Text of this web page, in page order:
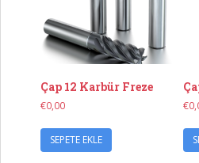
Çap 12 Karbür Freze
€0,00
SEPETE EKLE
€